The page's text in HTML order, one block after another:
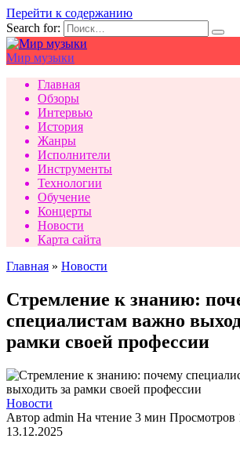
Перейти к содержанию
Search for:
Мир музыки
Главная
Обзоры
Интервью
История
Жанры
Исполнители
Инструменты
Технологии
Обучение
Концерты
Новости
Карта сайта
Главная » Новости
Стремление к знанию:
специалистам важно
рамки своей профессии
Новости
Автор admin На чтение 3 мин Просмотров
13.12.2025